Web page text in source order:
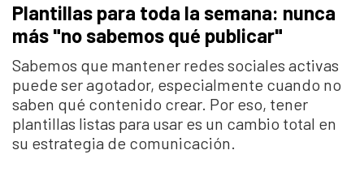
Plantillas para toda la semana: nunca
más "no sabemos qué publicar"
Sabemos que mantener redes sociales activas
puede ser agotador, especialmente cuando no
saben qué contenido crear. Por eso, tener
plantillas listas para usar es un cambio total en
su estrategia de comunicación.